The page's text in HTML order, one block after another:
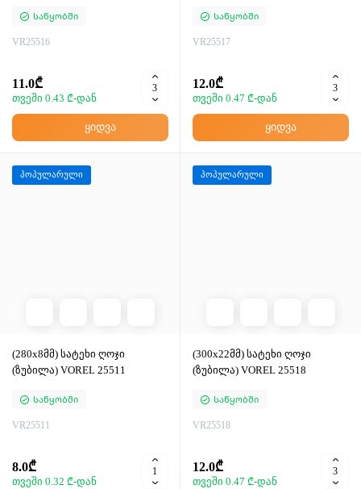
Საწყობში
VR25516
11.0₾
თვეში 0.43 ₾-დან
ყიდვა
Საწყობში
VR25517
12.0₾
თვეში 0.47 ₾-დან
ყიდვა
პოპულარული
(280x8მმ) სატეხი ღოჯი
(ზუბილა) VOREL 25511
Საწყობში
VR25511
8.0₾
თვეში 0.32 ₾-დან
პოპულარული
(300x22მმ) სატეხი ღოჯი
(ზუბილა) VOREL 25518
Საწყობში
VR25518
12.0₾
თვეში 0.47 ₾-დან